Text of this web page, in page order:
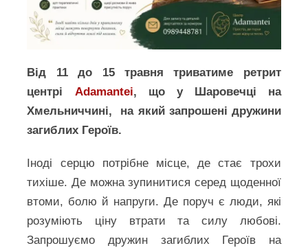
Від 11 до 15 травня триватиме ретрит
центрі Adamantei, що у Шаровечці на
Хмельниччині, на який запрошені дружини
загиблих Героїв.
Іноді серцю потрібне місце, де стає трохи
тихіше. Де можна зупинитися серед щоденної
втоми, болю й напруги. Де поруч є люди, які
розуміють ціну втрати та силу любові.
Запрошуємо дружин загиблих Героїв на